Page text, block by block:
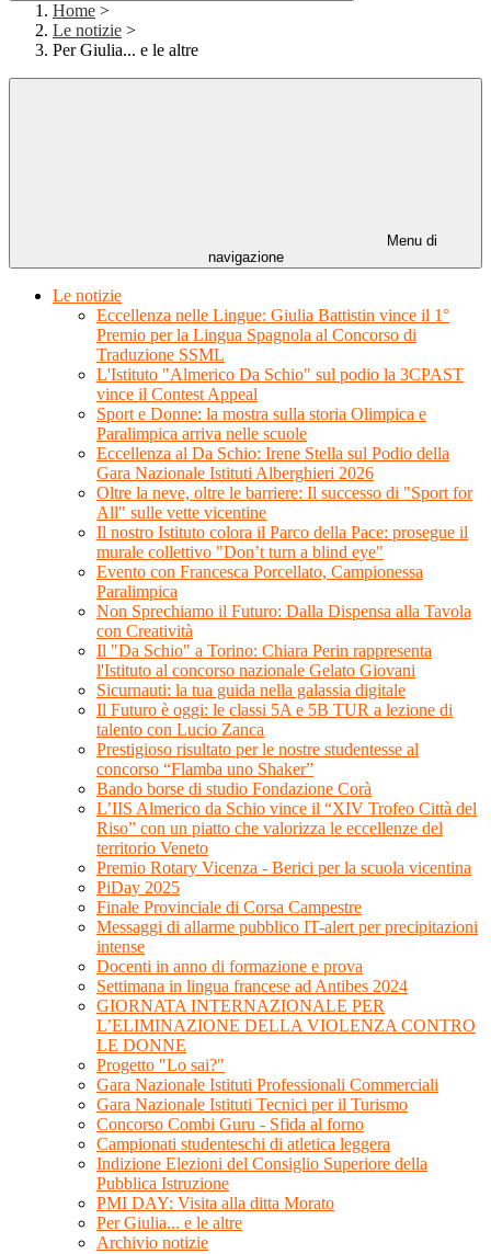
Home >
Le notizie >
Per Giulia... e le altre
Menu di
navigazione
Le notizie
Eccellenza nelle Lingue: Giulia Battistin vince il 1°
Premio per la Lingua Spagnola al Concorso di
Traduzione SSML
L'Istituto "Almerico Da Schio" sul podio la 3CPAST
vince il Contest Appeal
Sport e Donne: la mostra sulla storia Olimpica e
Paralimpica arriva nelle scuole
Eccellenza al Da Schio: Irene Stella sul Podio della
Gara Nazionale Istituti Alberghieri 2026
Oltre la neve, oltre le barriere: Il successo di "Sport for
All" sulle vette vicentine
Il nostro Istituto colora il Parco della Pace: prosegue il
murale collettivo "Don’t turn a blind eye"
Evento con Francesca Porcellato, Campionessa
Paralimpica
Non Sprechiamo il Futuro: Dalla Dispensa alla Tavola
con Creatività
Il "Da Schio" a Torino: Chiara Perin rappresenta
l'Istituto al concorso nazionale Gelato Giovani
Sicurnauti: la tua guida nella galassia digitale
Il Futuro è oggi: le classi 5A e 5B TUR a lezione di
talento con Lucio Zanca
Prestigioso risultato per le nostre studentesse al
concorso “Flamba uno Shaker”
Bando borse di studio Fondazione Corà
L’IIS Almerico da Schio vince il “XIV Trofeo Città del
Riso” con un piatto che valorizza le eccellenze del
territorio Veneto
Premio Rotary Vicenza - Berici per la scuola vicentina
PiDay 2025
Finale Provinciale di Corsa Campestre
Messaggi di allarme pubblico IT-alert per precipitazioni
intense
Docenti in anno di formazione e prova
Settimana in lingua francese ad Antibes 2024
GIORNATA INTERNAZIONALE PER
L’ELIMINAZIONE DELLA VIOLENZA CONTRO
LE DONNE
Progetto "Lo sai?"
Gara Nazionale Istituti Professionali Commerciali
Gara Nazionale Istituti Tecnici per il Turismo
Concorso Combi Guru - Sfida al forno
Campionati studenteschi di atletica leggera
Indizione Elezioni del Consiglio Superiore della
Pubblica Istruzione
PMI DAY: Visita alla ditta Morato
Per Giulia... e le altre
Archivio notizie